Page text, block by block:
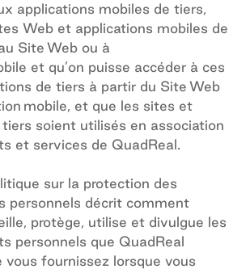
applications mobiles de tiers,
Web et applications mobiles de
Site Web ou à
et qu’on puisse accéder à ces
de tiers à partir du Site Web
mobile, et que les sites et
soient utilisés en association
et services de QuadReal.
sur la protection des
personnels décrit comment
protège, utilise et divulgue les
personnels que QuadReal
vous fournissez lorsque vous